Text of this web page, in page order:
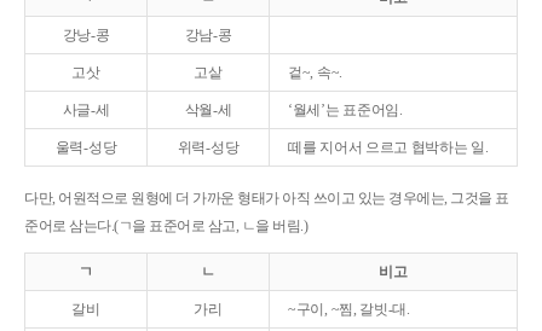
강낭-콩 강남-콩
고삿 고샅 겉~, 속~.
사글-세 삭월-세 ‘월세’는 표준어임.
울력-성당 위력-성당 떼를 지어서 으르고 협박하는 일.
다만, 어원적으로 원형에 더 가까운 형태가 아직 쓰이고 있는 경우에는, 그것을 표
준어로 삼는다.(ㄱ을 표준어로 삼고, ㄴ을 버림.)
ㄱ ㄴ 비고
갈비 가리 ~구이, ~찜, 갈빗-대.